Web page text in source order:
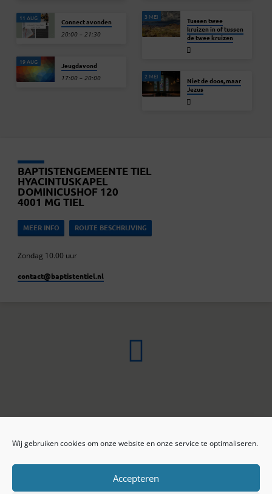
Wij gebruiken cookies om onze website en onze service te optimaliseren.
Accepteren
11 AUG Connect avonden
20:00 – 21:30
19 AUG Jeugdavond
17:00 – 20:00
3 MEI
Tussen twee
kruizen in of tussen
de twee kruizen
2 MEI
Niet de doos, maar
Jezus
BAPTISTENGEMEENTE TIEL
HYACINTUSKAPEL
DOMINICUSHOF 120
4001 MG TIEL
MEER INFO ROUTE BESCHRIJVING
Zondag 10.00 uur
contact​@baptistentiel.nl
ONLINE ARCHIEF
Privacy beleid